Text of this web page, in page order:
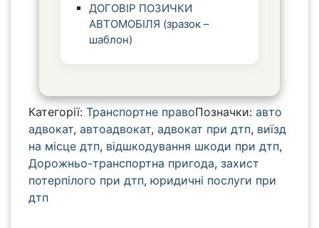
ДОГОВІР ПОЗИЧКИ
АВТОМОБІЛЯ (зразок –
шаблон)
Категорії: Транспортне правоПозначки: авто
адвокат, автоадвокат, адвокат при дтп, виїзд
на місце дтп, відшкодування шкоди при дтп,
Дорожньо-транспортна пригода, захист
потерпілого при дтп, юридичні послуги при
дтп